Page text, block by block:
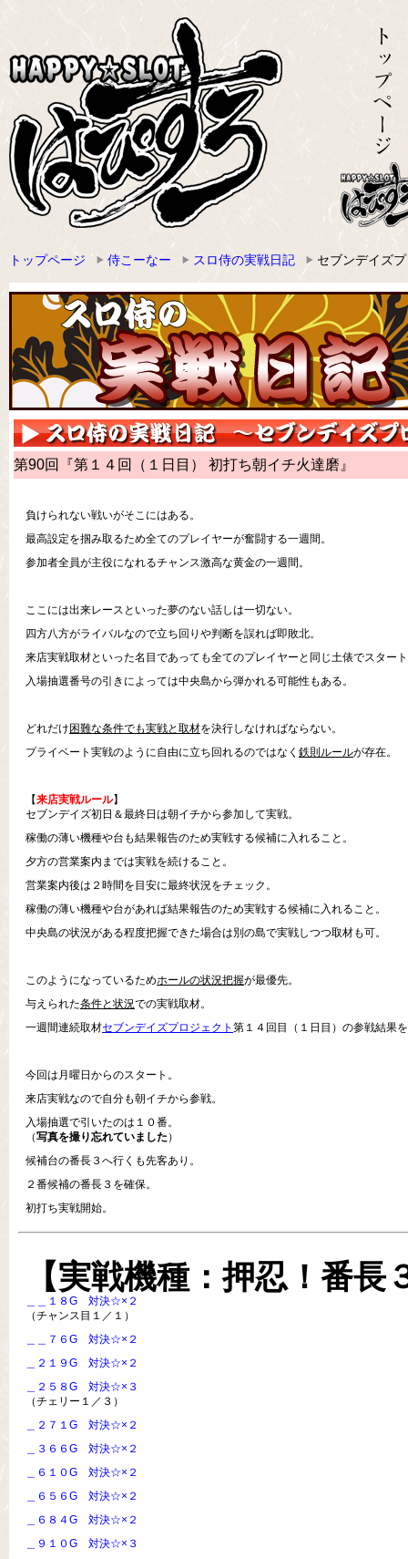
トップページ 侍こーなー スロ侍の実戦日記 セブンデイズ
第90回『第１４回（１日目） 初打ち朝イチ火達磨』
負けられない戦いがそこにはある。
最高設定を掴み取るため全てのプレイヤーが奮闘する一週間。
参加者全員が主役になれるチャンス激高な黄金の一週間。
ここには出来レースといった夢のない話しは一切ない。
四方八方がライバルなので立ち回りや判断を誤れば即敗北。
来店実戦取材といった名目であっても全てのプレイヤーと同じ土俵でスター
入場抽選番号の引きによっては中央島から弾かれる可能性もある。
どれだけ 困難な条件でも実戦と取材を決行しなければならない。
プライベート実戦のように自由に立ち回れるのではなく 鉄則ルールが存在。
【来店実戦ルール】
セブンデイズ初日＆最終日は朝イチから参加して実戦。
稼働の薄い機種や台も結果報告のため実戦する候補に入れること。
夕方の営業案内までは実戦を続けること。
営業案内後は２時間を目安に最終状況をチェック。
稼働の薄い機種や台があれば結果報告のため実戦する候補に入れること。
中央島の状況がある程度把握できた場合は別の島で実戦しつつ取材も可。
このようになっているためホールの状況把握が最優先。
与えられた条件と状況での実戦取材。
一週間連続取材セブンデイズプロジェクト 第１４回目（１日目）の参戦結果
今回は月曜日からのスタート。
来店実戦なので自分も朝イチから参戦。
入場抽選で引いたのは１０番。
（写真を撮り忘れていました ）
候補台の番長３へ行くも先客あり。
２番候補の番長３を確保。
初打ち実戦開始。
【実戦機種：押忍！番長
＿＿１８G 対決☆×２
（チャンス目１／１）
＿＿７６G 対決☆×２
＿２１９G 対決☆×２
＿２５８G 対決☆×３
（チェリー１／３）
＿２７１G 対決☆×２
＿３６６G 対決☆×２
＿６１０G 対決☆×２
＿６５６G 対決☆×２
＿６８４G 対決☆×２
＿９１０G 対決☆×３